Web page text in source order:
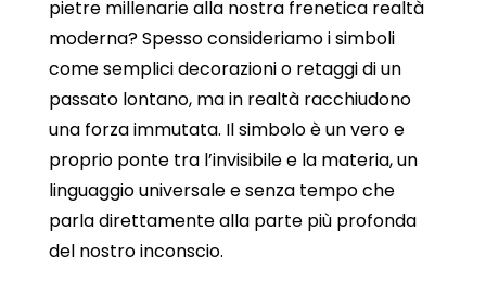
pietre millenarie alla nostra frenetica realtà
moderna? Spesso consideriamo i simboli
come semplici decorazioni o retaggi di un
passato lontano, ma in realtà racchiudono
una forza immutata. Il simbolo è un vero e
proprio ponte tra l’invisibile e la materia, un
linguaggio universale e senza tempo che
parla direttamente alla parte più profonda
del nostro inconscio.